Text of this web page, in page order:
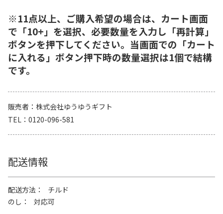
※11点以上、ご購入希望の場合は、カート画面
で「10+」を選択、必要数量を入力し「再計算」
ボタンを押下してください。当画面での「カート
に入れる」ボタン押下時の数量選択は1個で結構
です。
販売者
株式会社ゆうゆうギフト
TEL
0120-096-581
配送情報
配送方法
チルド
のし
対応可